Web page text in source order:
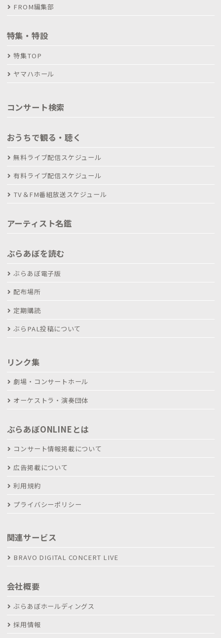
FROM編集部
特集・特設
特集TOP
ヤマハホール
コンサート検索
おうちで観る・聴く
無料ライブ配信スケジュール
有料ライブ配信スケジュール
TV＆FM番組放送スケジュール
アーティスト名鑑
ぶらあぼを読む
ぶらあぼ電子版
配布場所
定期購読
ぶらPAL投稿について
リンク集
劇場・コンサートホール
オーケストラ・演奏団体
ぶらあぼONLINEとは
コンサート情報掲載について
広告掲載について
利用規約
プライバシーポリシー
関連サービス
BRAVO DIGITAL CONCERT LIVE
会社概要
ぶらあぼホールディングス
採用情報